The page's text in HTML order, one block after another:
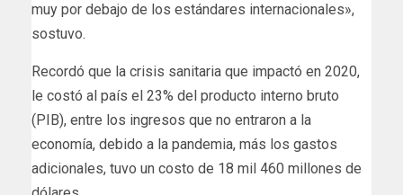
muy por debajo de los estándares internacionales»,
sostuvo.
Recordó que la crisis sanitaria que impactó en 2020,
le costó al país el 23% del producto interno bruto
(PIB), entre los ingresos que no entraron a la
economía, debido a la pandemia, más los gastos
adicionales, tuvo un costo de 18 mil 460 millones de